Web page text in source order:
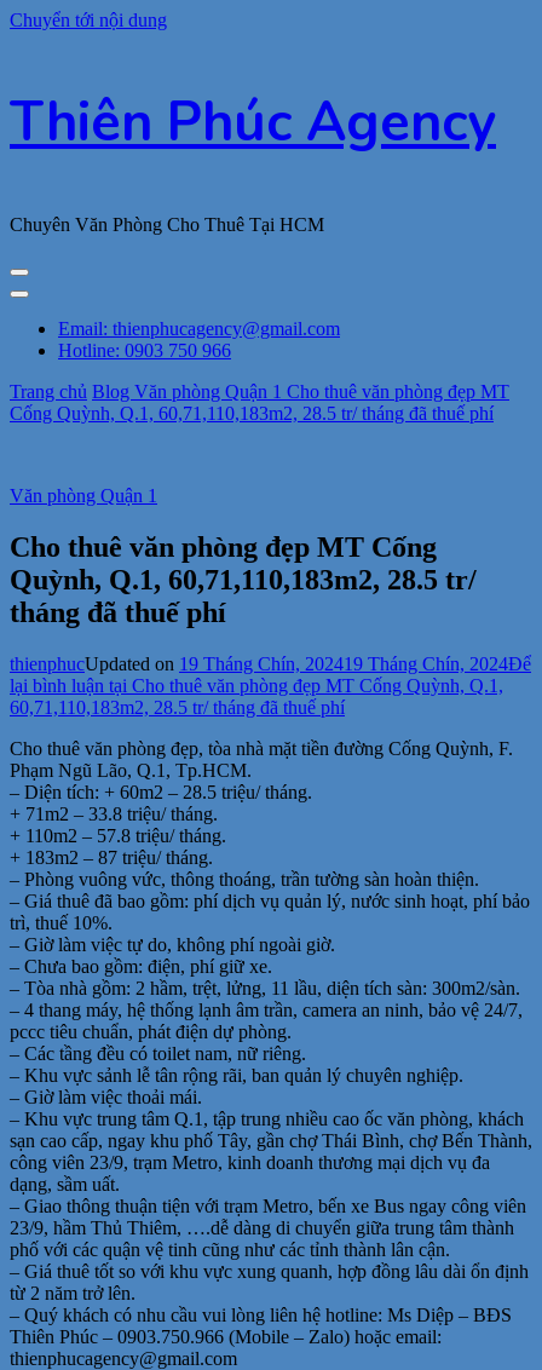
Chuyển tới nội dung
Thiên Phúc Agency
Chuyên Văn Phòng Cho Thuê Tại HCM
Email: thienphucagency@gmail.com
Hotline: 0903 750 966
Trang chủ Blog Văn phòng Quận 1 Cho thuê văn phòng đẹp MT
Cống Quỳnh, Q.1, 60,71,110,183m2, 28.5 tr/ tháng đã thuế phí
Văn phòng Quận 1
Cho thuê văn phòng đẹp MT Cống
Quỳnh, Q.1, 60,71,110,183m2, 28.5 tr/
tháng đã thuế phí
thienphucUpdated on 19 Tháng Chín, 202419 Tháng Chín, 2024Để
lại bình luận tại Cho thuê văn phòng đẹp MT Cống Quỳnh, Q.1,
60,71,110,183m2, 28.5 tr/ tháng đã thuế phí
Cho thuê văn phòng đẹp, tòa nhà mặt tiền đường Cống Quỳnh, F.
Phạm Ngũ Lão, Q.1, Tp.HCM.
– Diện tích: + 60m2 – 28.5 triệu/ tháng.
+ 71m2 – 33.8 triệu/ tháng.
+ 110m2 – 57.8 triệu/ tháng.
+ 183m2 – 87 triệu/ tháng.
– Phòng vuông vức, thông thoáng, trần tường sàn hoàn thiện.
– Giá thuê đã bao gồm: phí dịch vụ quản lý, nước sinh hoạt, phí bảo
trì, thuế 10%.
– Giờ làm việc tự do, không phí ngoài giờ.
– Chưa bao gồm: điện, phí giữ xe.
– Tòa nhà gồm: 2 hầm, trệt, lửng, 11 lầu, diện tích sàn: 300m2/sàn.
– 4 thang máy, hệ thống lạnh âm trần, camera an ninh, bảo vệ 24/7,
pccc tiêu chuẩn, phát điện dự phòng.
– Các tầng đều có toilet nam, nữ riêng.
– Khu vực sảnh lễ tân rộng rãi, ban quản lý chuyên nghiệp.
– Giờ làm việc thoải mái.
– Khu vực trung tâm Q.1, tập trung nhiều cao ốc văn phòng, khách
sạn cao cấp, ngay khu phố Tây, gần chợ Thái Bình, chợ Bến Thành,
công viên 23/9, trạm Metro, kinh doanh thương mại dịch vụ đa
dạng, sầm uất.
– Giao thông thuận tiện với trạm Metro, bến xe Bus ngay công viên
23/9, hầm Thủ Thiêm, ….dễ dàng di chuyển giữa trung tâm thành
phố với các quận vệ tinh cũng như các tỉnh thành lân cận.
– Giá thuê tốt so với khu vực xung quanh, hợp đồng lâu dài ổn định
từ 2 năm trở lên.
– Quý khách có nhu cầu vui lòng liên hệ hotline: Ms Diệp – BĐS
Thiên Phúc – 0903.750.966 (Mobile – Zalo) hoặc email:
thienphucagency@gmail.com